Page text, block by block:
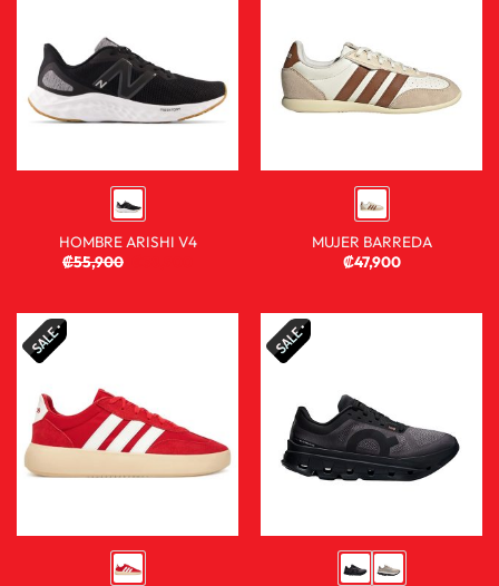
HOMBRE ARISHI V4
₡55,900
MUJER BARREDA
₡47,900